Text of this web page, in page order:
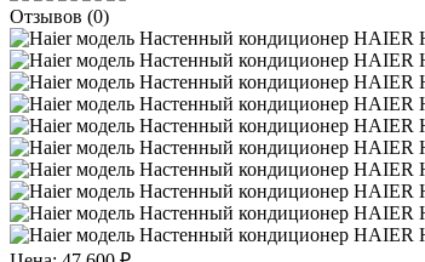
Отзывов (0)